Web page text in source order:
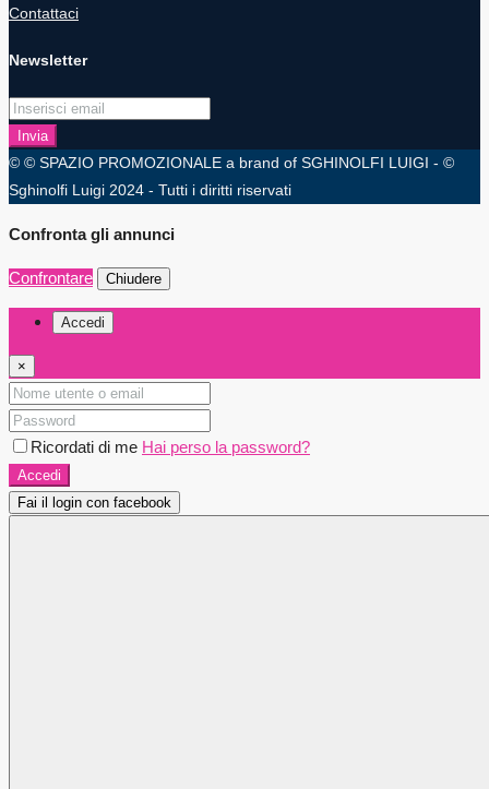
Contattaci
Newsletter
Invia
© © SPAZIO PROMOZIONALE a brand of SGHINOLFI LUIGI - ©
Sghinolfi Luigi 2024 - Tutti i diritti riservati
Confronta gli annunci
Confrontare Chiudere
Accedi
×
Ricordati di me Hai perso la password?
Accedi
Fai il login con facebook